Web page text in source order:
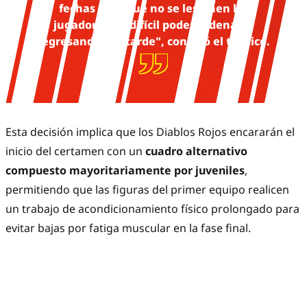
fechas para que no se lesionen los
jugadores. Es difícil poder ordenarse
regresando tan tarde", confesó el técnico.
Esta decisión implica que los Diablos Rojos encararán el
inicio del certamen con un cuadro alternativo
compuesto mayoritariamente por juveniles,
permitiendo que las figuras del primer equipo realicen
un trabajo de acondicionamiento físico prolongado para
evitar bajas por fatiga muscular en la fase final.